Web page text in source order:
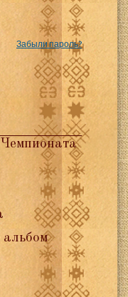
Забыли пароль?
альбом